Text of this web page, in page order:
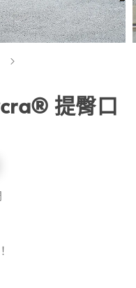
提臀口